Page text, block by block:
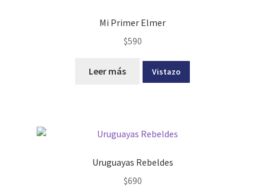
Mi Primer Elmer
$590
Leer más Vistazo
Uruguayas Rebeldes
$690